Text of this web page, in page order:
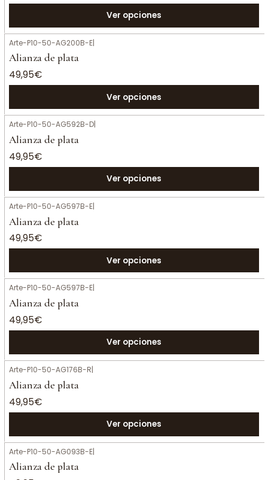
Ver opciones
Arte-P10-50-AG200B-E|
Alianza de plata
49,95€
Ver opciones
Arte-P10-50-AG592B-D|
Alianza de plata
49,95€
Ver opciones
Arte-P10-50-AG597B-E|
Alianza de plata
49,95€
Ver opciones
Arte-P10-50-AG597B-E|
Alianza de plata
49,95€
Ver opciones
Arte-P10-50-AG176B-R|
Alianza de plata
49,95€
Ver opciones
Arte-P10-50-AG093B-E|
Alianza de plata